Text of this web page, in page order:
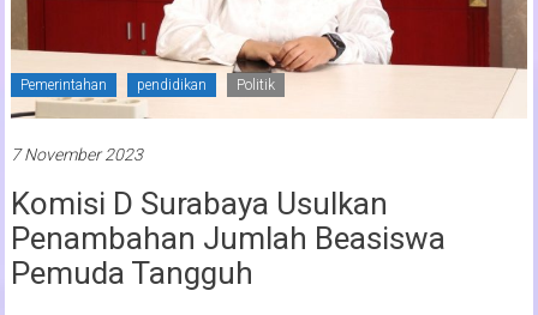
Pemerintahan pendidikan Politik
7 November 2023
Komisi D Surabaya Usulkan
Penambahan Jumlah Beasiswa
Pemuda Tangguh